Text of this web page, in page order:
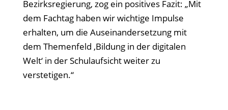
Bezirksregierung, zog ein positives Fazit: „Mit
dem Fachtag haben wir wichtige Impulse
erhalten, um die Auseinandersetzung mit
dem Themenfeld ‚Bildung in der digitalen
Welt‘ in der Schulaufsicht weiter zu
verstetigen.“